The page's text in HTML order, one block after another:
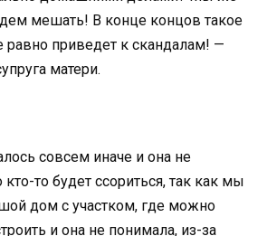
мешать! В конце концов такое
равно приведет к скандалам! —
матери.
совсем иначе и она не
кто-то будет ссориться, так как мы
дом с участком, где можно
и она не понимала, из-за